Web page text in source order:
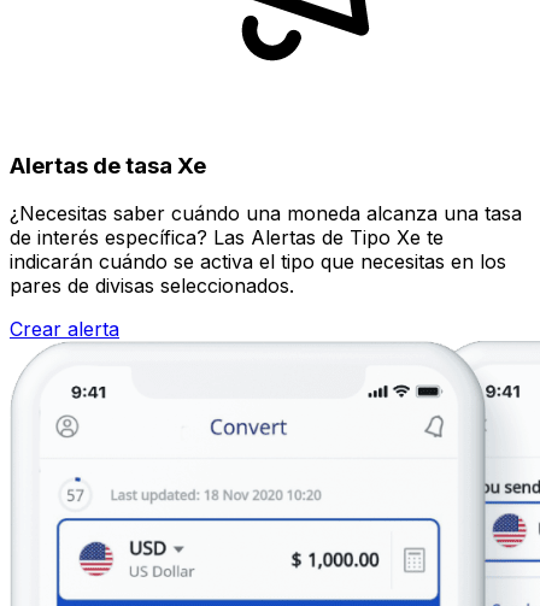
Alertas de tasa Xe
¿Necesitas saber cuándo una moneda alcanza una tasa
de interés específica? Las Alertas de Tipo Xe te
indicarán cuándo se activa el tipo que necesitas en los
pares de divisas seleccionados.
Crear alerta